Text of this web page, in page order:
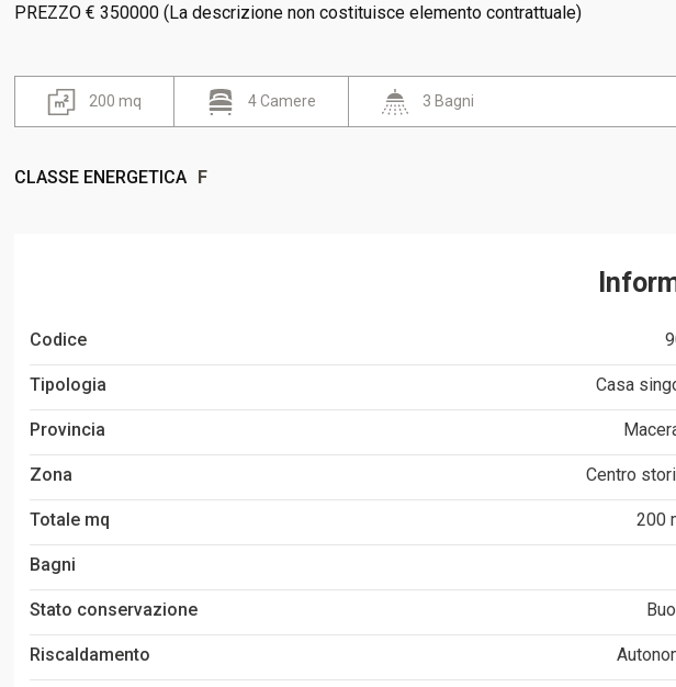
PREZZO € 350000 (La descrizione non costituisce elemento contrattuale)
200 mq 4 Camere 3 Bagni
CLASSE ENERGETICA F
Codice
Tipologia Casa
Provincia
Zona Centro
Totale mq 200
Bagni
Stato conservazione
Riscaldamento